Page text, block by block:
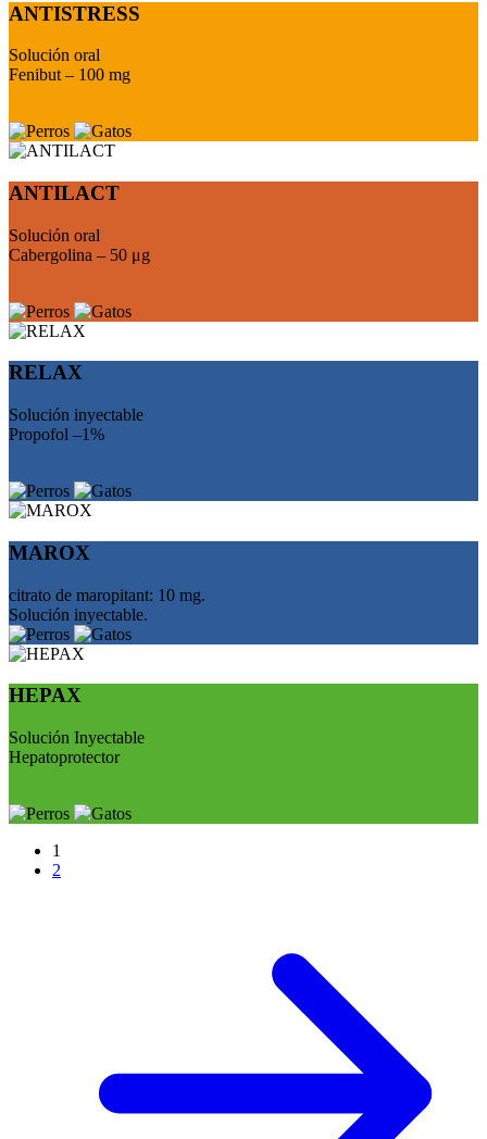
ANTISTRESS
Solución oral
Fenibut – 100 mg
ANTILACT
Solución oral
Cabergolina – 50 μg
RELAX
Solución inyectable
Propofol –1%
MAROX
citrato de maropitant: 10 mg.
Solución inyectable.
HEPAX
Solución Inyectable
Hepatoprotector
1
2